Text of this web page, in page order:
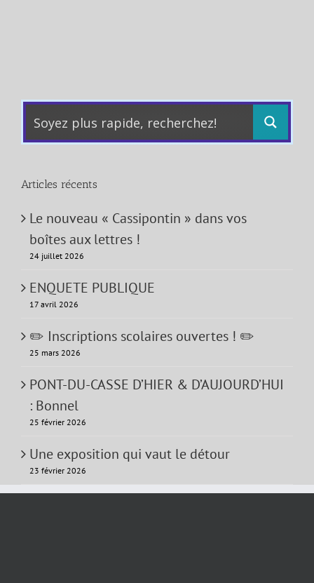
Articles récents
Le nouveau « Cassipontin » dans vos
boîtes aux lettres !
24 juillet 2026
ENQUETE PUBLIQUE
17 avril 2026
✏️ Inscriptions scolaires ouvertes ! ✏️
25 mars 2026
PONT-DU-CASSE D’HIER & D’AUJOURD’HUI
: Bonnel
25 février 2026
Une exposition qui vaut le détour
23 février 2026